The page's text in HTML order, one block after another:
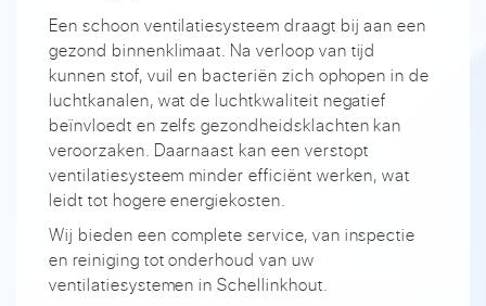
Een schoon ventilatiesysteem draagt bij aan een
gezond binnenklimaat. Na verloop van tijd
kunnen stof, vuil en bacteriën zich ophopen in de
luchtkanalen, wat de luchtkwaliteit negatief
beïnvloedt en zelfs gezondheidsklachten kan
veroorzaken. Daarnaast kan een verstopt
ventilatiesysteem minder efficiënt werken, wat
leidt tot hogere energiekosten.
Wij bieden een complete service, van inspectie
en reiniging tot onderhoud van uw
ventilatiesystemen in Schellinkhout.